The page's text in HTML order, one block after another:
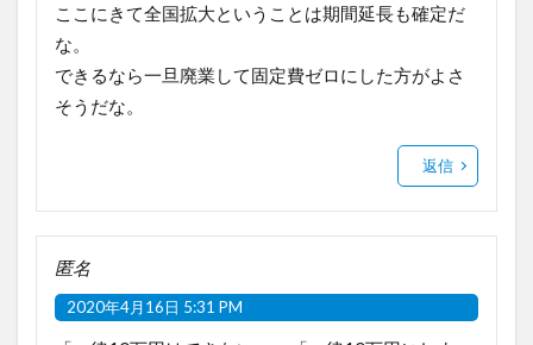
ここにきて全国拡大ということは期間延長も確定だ
な。
できるなら一旦廃業して固定費ゼロにした方がよさ
そうだな。
返信
匿名
2020年4月16日 5:31 PM